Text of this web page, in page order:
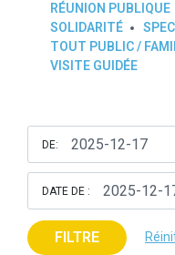
RÉUNION PUBLIQUE
SOLIDARITÉ
TOUT PUBLIC /
VISITE GUIDÉE
DE:
DATE DE :
FILTRE